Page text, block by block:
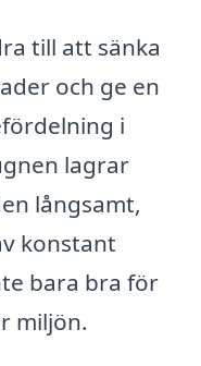
till att sänka
och ge en
i
lagrar
långsamt,
konstant
bara bra för
miljön.